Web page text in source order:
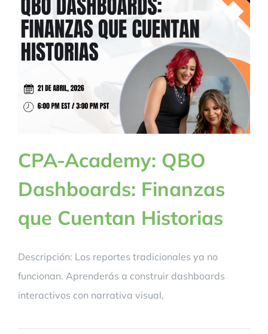
BLOG
CONTACTANOS
CPA-Academy: QBO
Dashboards: Finanzas
que Cuentan Historias
Descripción: Los reportes tradicionales ya no
funcionan. Aprenderás a construir dashboards
interactivos con narrativa visual,